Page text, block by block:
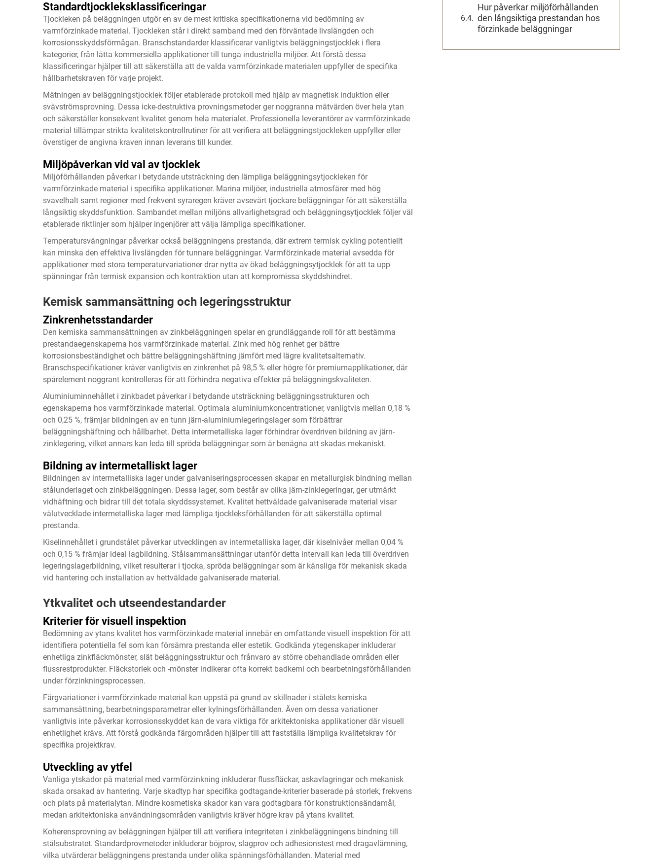
Standardtjockleksklassificeringar
Tjockleken på beläggningen utgör en av de mest kritiska specifikationerna vid bedömning av
varmförzinkade material. Tjockleken står i direkt samband med den förväntade livslängden och
korrosionsskyddsförmågan. Branschstandarder klassificerar vanligtvis beläggningstjocklek i flera
kategorier, från lätta kommersiella applikationer till tunga industriella miljöer. Att förstå dessa
klassificeringar hjälper till att säkerställa att de valda varmförzinkade materialen uppfyller de specifika
hållbarhetskraven för varje projekt.
Mätningen av beläggningstjocklek följer etablerade protokoll med hjälp av magnetisk induktion eller
svävströmsprovning. Dessa icke-destruktiva provningsmetoder ger noggranna mätvärden över hela ytan
och säkerställer konsekvent kvalitet genom hela materialet. Professionella leverantörer av varmförzinkade
material tillämpar strikta kvalitetskontrollrutiner för att verifiera att beläggningstjockleken uppfyller eller
överstiger de angivna kraven innan leverans till kunder.
Miljöpåverkan vid val av tjocklek
Miljöförhållanden påverkar i betydande utsträckning den lämpliga beläggningsytjockleken för
varmförzinkade material i specifika applikationer. Marina miljöer, industriella atmosfärer med hög
svavelhalt samt regioner med frekvent syraregen kräver avsevärt tjockare beläggningar för att säkerställa
långsiktig skyddsfunktion. Sambandet mellan miljöns allvarlighetsgrad och beläggningsytjocklek följer väl
etablerade riktlinjer som hjälper ingenjörer att välja lämpliga specifikationer.
Temperatursvängningar påverkar också beläggningens prestanda, där extrem termisk cykling potentiellt
kan minska den effektiva livslängden för tunnare beläggningar. Varmförzinkade material avsedda för
applikationer med stora temperaturvariationer drar nytta av ökad beläggningsytjocklek för att ta upp
spänningar från termisk expansion och kontraktion utan att kompromissa skyddshindret.
Kemisk sammansättning och legeringsstruktur
Zinkrenhetsstandarder
Den kemiska sammansättningen av zinkbeläggningen spelar en grundläggande roll för att bestämma
prestandaegenskaperna hos varmförzinkade material. Zink med hög renhet ger bättre
korrosionsbeständighet och bättre beläggningshäftning jämfört med lägre kvalitetsalternativ.
Branschspecifikationer kräver vanligtvis en zinkrenhet på 98,5 % eller högre för premiumapplikationer, där
spårelement noggrant kontrolleras för att förhindra negativa effekter på beläggningskvaliteten.
Aluminiuminnehållet i zinkbadet påverkar i betydande utsträckning beläggningsstrukturen och
egenskaperna hos varmförzinkade material. Optimala aluminiumkoncentrationer, vanligtvis mellan 0,18 %
och 0,25 %, främjar bildningen av en tunn järn-aluminiumlegeringslager som förbättrar
beläggningshäftning och hållbarhet. Detta intermetalliska lager förhindrar överdriven bildning av järn-
zinklegering, vilket annars kan leda till spröda beläggningar som är benägna att skadas mekaniskt.
Bildning av intermetalliskt lager
Bildningen av intermetalliska lager under galvaniseringsprocessen skapar en metallurgisk bindning mellan
stålunderlaget och zinkbeläggningen. Dessa lager, som består av olika järn-zinklegeringar, ger utmärkt
vidhäftning och bidrar till det totala skyddssystemet. Kvalitet hettväldade galvaniserade material visar
välutvecklade intermetalliska lager med lämpliga tjockleksförhållanden för att säkerställa optimal
prestanda.
Kiselinnehållet i grundstålet påverkar utvecklingen av intermetalliska lager, där kiselnivåer mellan 0,04 %
och 0,15 % främjar ideal lagbildning. Stålsammansättningar utanför detta intervall kan leda till överdriven
legeringslagerbildning, vilket resulterar i tjocka, spröda beläggningar som är känsliga för mekanisk skada
vid hantering och installation av hettväldade galvaniserade material.
Ytkvalitet och utseendestandarder
Kriterier för visuell inspektion
Bedömning av ytans kvalitet hos varmförzinkade material innebär en omfattande visuell inspektion för att
identifiera potentiella fel som kan försämra prestanda eller estetik. Godkända ytegenskaper inkluderar
enhetliga zinkfläckmönster, slät beläggningsstruktur och frånvaro av större obehandlade områden eller
flussrestprodukter. Fläckstorlek och -mönster indikerar ofta korrekt badkemi och bearbetningsförhållanden
under förzinkningsprocessen.
Färgvariationer i varmförzinkade material kan uppstå på grund av skillnader i stålets kemiska
sammansättning, bearbetningsparametrar eller kylningsförhållanden. Även om dessa variationer
vanligtvis inte påverkar korrosionsskyddet kan de vara viktiga för arkitektoniska applikationer där visuell
enhetlighet krävs. Att förstå godkända färgområden hjälper till att fastställa lämpliga kvalitetskrav för
specifika projektkrav.
Utveckling av ytfel
Vanliga ytskador på material med varmförzinkning inkluderar flussfläckar, askavlagringar och mekanisk
skada orsakad av hantering. Varje skadtyp har specifika godtagande-kriterier baserade på storlek, frekvens
och plats på materialytan. Mindre kosmetiska skador kan vara godtagbara för konstruktionsändamål,
medan arkitektoniska användningsområden vanligtvis kräver högre krav på ytans kvalitet.
Koherensprovning av beläggningen hjälper till att verifiera integriteten i zinkbeläggningens bindning till
stålsubstratet. Standardprovmetoder inkluderar böjprov, slagprov och adhesionstest med dragavlämning,
vilka utvärderar beläggningens prestanda under olika spänningsförhållanden. Material med
Hur påverkar miljöförhållanden
den långsiktiga prestandan hos
förzinkade beläggningar